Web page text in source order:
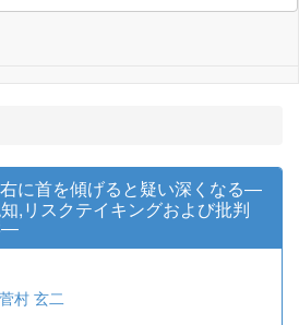
右に首を傾げると疑い深くなる―
,リスクテイキングおよび批判
―
菅村 玄二